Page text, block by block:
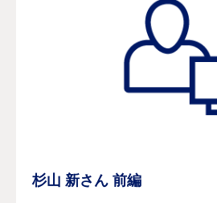
杉山 新さん 前編